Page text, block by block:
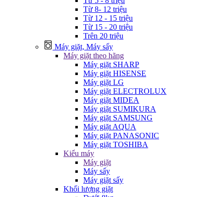
Từ 8- 12 triệu
Từ 12 - 15 triệu
Từ 15 - 20 triệu
Trên 20 triệu
Máy giặt, Máy sấy
Máy giặt theo hãng
Máy giặt SHARP
Máy giặt HISENSE
Máy giặt LG
Máy giặt ELECTROLUX
Máy giặt MIDEA
Máy giặt SUMIKURA
Máy giặt SAMSUNG
Máy giặt AQUA
Máy giặt PANASONIC
Máy giặt TOSHIBA
Kiểu máy
Máy giặt
Máy sấy
Máy giặt sấy
Khối lượng giặt